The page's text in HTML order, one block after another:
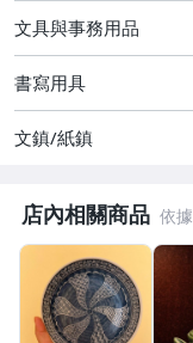
居家、家具與園藝
玩具、模型與公仔
偶像、球員卡與郵幣
男性精品與服飾
手錶與飾品配件
女包精品與女鞋
文具與事務用品
書寫用具
文鎮/紙鎮
店內相關商品